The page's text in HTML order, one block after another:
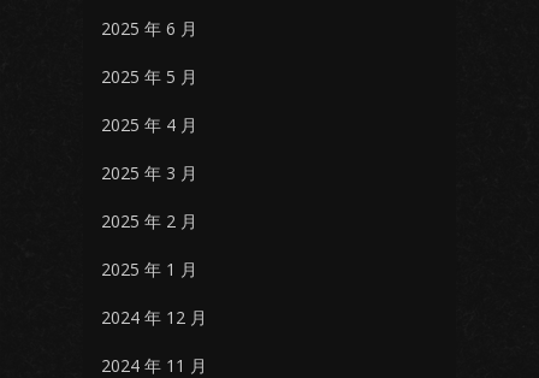
2025 年 6 月
2025 年 5 月
2025 年 4 月
2025 年 3 月
2025 年 2 月
2025 年 1 月
2024 年 12 月
2024 年 11 月